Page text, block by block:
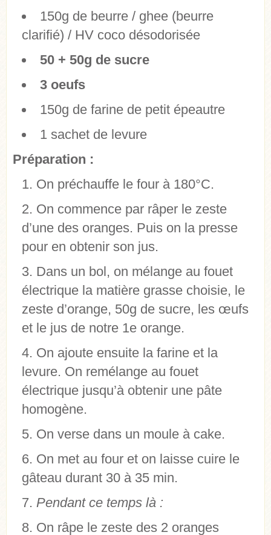
150g de beurre / ghee (beurre
clarifié) / HV coco désodorisée
50 + 50g de sucre
3 oeufs
150g de farine de petit épeautre
1 sachet de levure
Préparation :
On préchauffe le four à 180°C.
On commence par râper le zeste
d’une des oranges. Puis on la presse
pour en obtenir son jus.
Dans un bol, on mélange au fouet
électrique la matière grasse choisie, le
zeste d’orange, 50g de sucre, les œufs
et le jus de notre 1e orange.
On ajoute ensuite la farine et la
levure. On remélange au fouet
électrique jusqu’à obtenir une pâte
homogène.
On verse dans un moule à cake.
On met au four et on laisse cuire le
gâteau durant 30 à 35 min.
Pendant ce temps là :
On râpe le zeste des 2 oranges